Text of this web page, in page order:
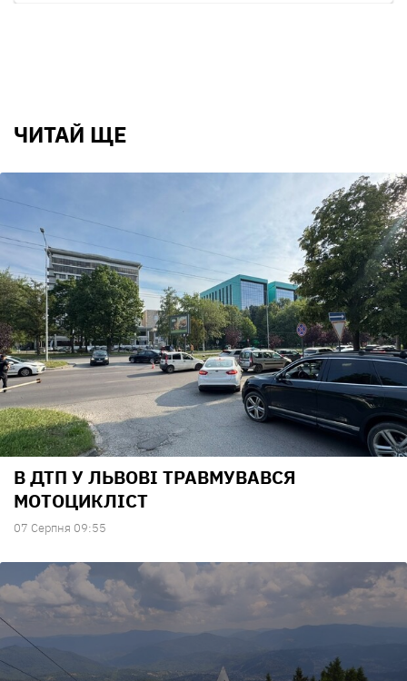
ЧИТАЙ ЩЕ
В ДТП У ЛЬВОВІ ТРАВМУВАВСЯ
МОТОЦИКЛІСТ
07 Серпня 09:55